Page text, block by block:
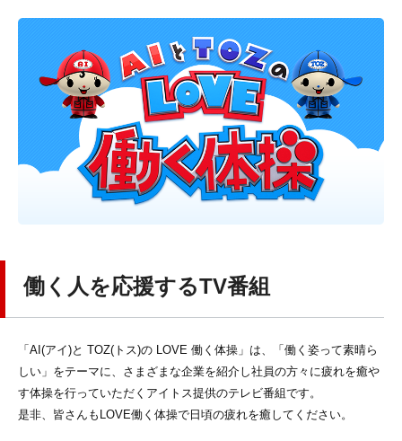
働く人を応援するTV番組
「AI(アイ)と TOZ(トス)の LOVE 働く体操」は、「働く姿って素晴ら
しい」をテーマに、さまざまな企業を紹介し社員の方々に疲れを癒や
す体操を行っていただくアイトス提供のテレビ番組です。
是非、皆さんもLOVE働く体操で日頃の疲れを癒してください。